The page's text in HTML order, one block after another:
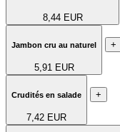
8,44 EUR
Jambon cru au naturel
5,91 EUR
+
Crudités en salade
7,42 EUR
+